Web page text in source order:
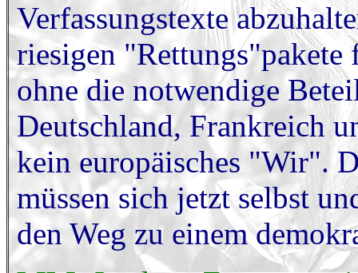
Verfassungstexte
riesigen
ohne die notwendige
Deutschland, Frankreich
kein europäisches "Wir".
müssen sich jetzt selbst
den Weg zu einem